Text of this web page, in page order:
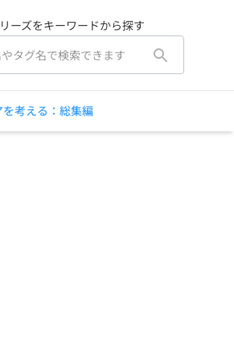
ーズをキーワードから探す
考える：総集編